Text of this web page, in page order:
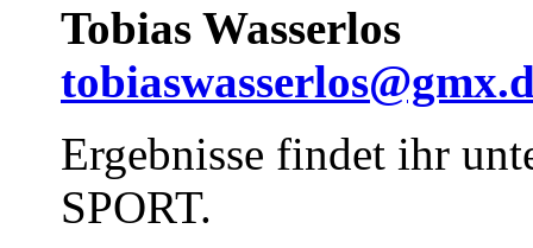
Tobias Wasserlos
Ergebnisse findet ihr
SPORT.